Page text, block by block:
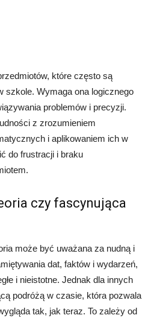
które często są
szkole. Wymaga ona logicznego
problemów i precyzji.
z zrozumieniem
i aplikowaniem ich w
do frustracji i braku
czy fascynująca
może być uważana za nudną i
dat, faktów i wydarzeń,
i nieistotne. Jednak dla innych
podróżą w czasie, która pozwala
tak, jak teraz. To zależy od